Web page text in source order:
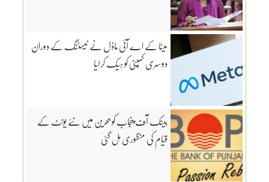
میٹا کے اے آئی ماڈل نے ٹیسٹنگ کے دوران
دوسری کمپنی کو ہیک کرلیا
بینک آف پنجاب کو بحرین میں نئے یونٹ کے
قیام کی منظوری مل گئی